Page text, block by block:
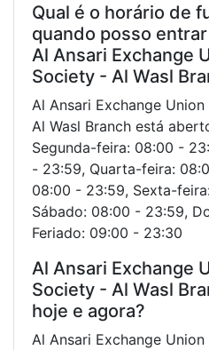
Qual é o horário de
quando posso
Al Ansari Exchange
Society - Al Wasl
Al Ansari Exchange
Al Wasl Branch está
Segunda-feira: 08:00 -
- 23:59, Quarta-feira:
08:00 - 23:59, Sexta-
Sábado: 08:00 - 23:59,
Feriado: 09:00 - 23:30
Al Ansari Exchange
Society - Al Wasl
hoje e agora?
Al Ansari Exchange